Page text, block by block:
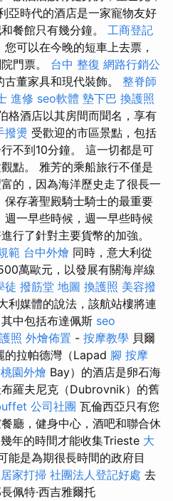
亞時代的酒店是一家寵物友好
餐館只有幾分鐘。 工商登記
可以在今晚的短車上去票，
門票。 台中 整復 網路行銷公
董家具和現代裝飾。 整脊師
進修 seo軟體 墊下巴 換護照
格酒店以其房間而聞名，享有
撥燙 受歡迎的市區景點，包括
不到10分鐘。 這一切都是可
點。 雅芳的乘船旅行不僅是
的，因為海洋歷史走了很長一
存著聖殿騎士騎士的最重要
一早些時候，週一早些時候
行了針對主要貨幣的加強。
範 台中外燴 同時，意大利從
萬歐元，以發展有關海岸線
徒 撥筋堂 地圖 換護照 美容撥
利媒體的說法，該航站樓將連
中包括布達佩斯 seo
照 外燴佈置 - 按摩教學 貝爾
的拉帕德灣（Lapad 腳 按摩
桃園外燴 Bay）的酒店是卵石海
羅夫尼克（Dubrovnik）的舊
公司社團 瓦倫西亞只有您
廳，健身中心，酒吧和聯合休
年的時間才能收集Trieste 大
能是為期很長時間的政府目
居家打掃 社團法人登記好處 去
佩特·西吉雅爾托